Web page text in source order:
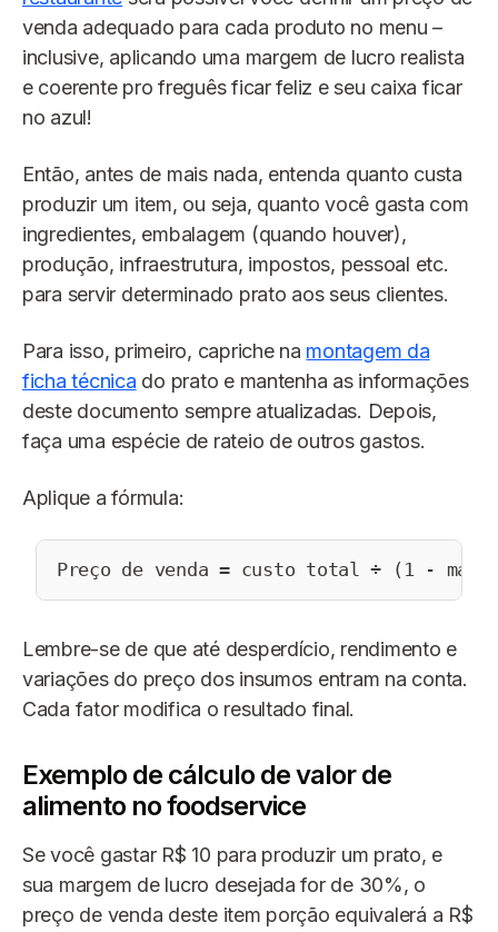
venda adequado para cada produto no menu –
inclusive, aplicando uma margem de lucro realista
e coerente pro freguês ficar feliz e seu caixa ficar
no azul!
Então, antes de mais nada, entenda quanto custa
produzir um item, ou seja, quanto você gasta com
ingredientes, embalagem (quando houver),
produção, infraestrutura, impostos, pessoal etc.
para servir determinado prato aos seus clientes.
Para isso, primeiro, capriche na montagem da
ficha técnica do prato e mantenha as informações
deste documento sempre atualizadas. Depois,
faça uma espécie de rateio de outros gastos.
Aplique a fórmula:
Preço de venda = custo total ÷ (1 -
Lembre-se de que até desperdício, rendimento e
variações do preço dos insumos entram na conta.
Cada fator modifica o resultado final.
Exemplo de cálculo de valor de
alimento no foodservice
Se você gastar R$ 10 para produzir um prato, e
sua margem de lucro desejada for de 30%, o
preço de venda deste item porção equivalerá a R$